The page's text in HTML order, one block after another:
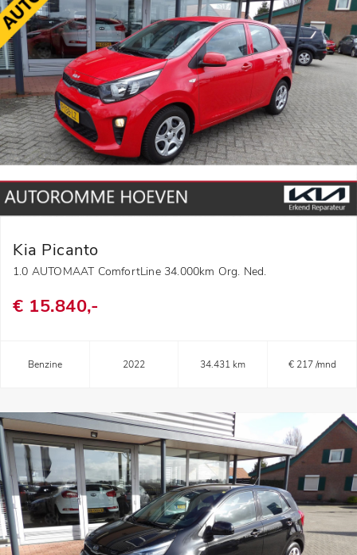
Kia Picanto
1.0 AUTOMAAT ComfortLine 34.000km Org. Ned.
€ 15.840,-
Benzine 2022 34.431 km € 217 /mnd